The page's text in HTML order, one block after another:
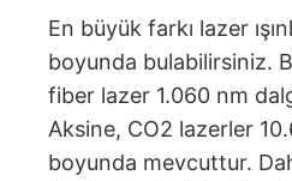
En büyük farkı lazer
boyunda bulabilirsiniz.
fiber lazer 1.060 nm
Aksine, CO2 lazerler
boyunda mevcuttur.